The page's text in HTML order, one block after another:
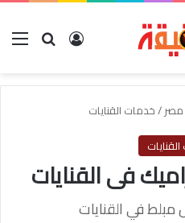
بحث عنتسجيل
/خدمات القنايات
فى القنايات
في القنايات